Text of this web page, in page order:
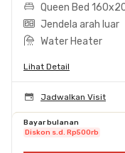
Queen Bed
Jendela arah luar
Water Heater
Lihat Detail
Jadwalkan Visit
Bayar bulanan
Diskon s.d. Rp500rb